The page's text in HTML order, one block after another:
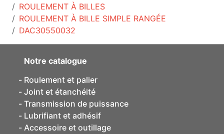
ROULEMENT À BILLES
ROULEMENT À BILLE SIMPLE RANGÉE
DAC30550032
Notre catalogue
Roulement et palier
Joint et étanchéité
Transmission de puissance
Lubrifiant et adhésif
Accessoire et outillage